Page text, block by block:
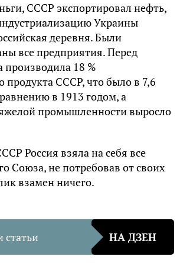
СССР экспортировал нефть,
Украины
деревня. Были
все предприятия. Перед
18 %
СССР, что было в 7,6
в 1913 годом, а
промышленности выросло
Россия взяла на себя все
Союза, не потребовав от своих
взамен ничего.
статьи НА ДЗЕН